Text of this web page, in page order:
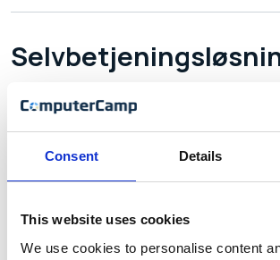
Consent Details
This website uses cookies
We use cookies to personalise content
En medlemsportal med en
ikke ligefrem en ny idé. Problemet er
foreninger desværre bakser med et
selvbetjeningssystem, der ikke spiller